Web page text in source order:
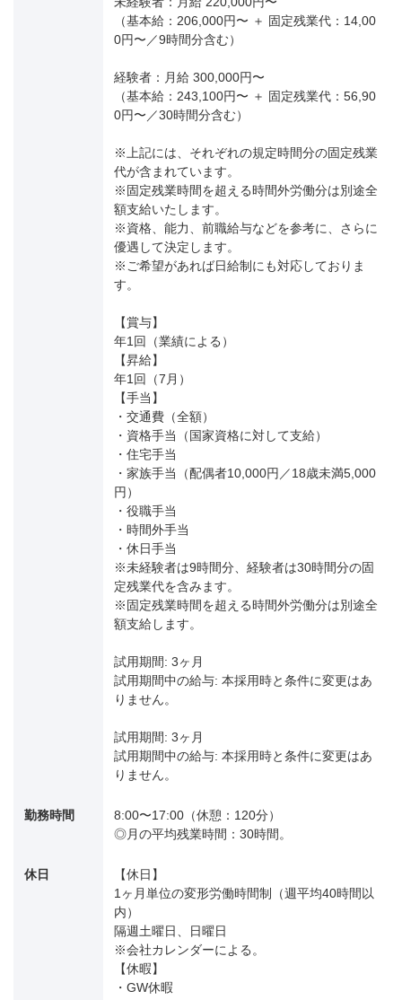
（基本給：206,000円〜 ＋ 固定残業代：14,00
0円〜／9時間分含む）
経験者：月給 300,000円〜
（基本給：243,100円〜 ＋ 固定残業代：56,90
0円〜／30時間分含む）
※上記には、それぞれの規定時間分の固定残業
代が含まれています。
※固定残業時間を超える時間外労働分は別途全
額支給いたします。
※資格、能力、前職給与などを参考に、さらに
優遇して決定します。
※ご希望があれば日給制にも対応しておりま
す。
【賞与】
年1回（業績による）
【昇給】
年1回（7月）
【手当】
・交通費（全額）
・資格手当（国家資格に対して支給）
・住宅手当
・家族手当（配偶者10,000円／18歳未満5,000
円）
・役職手当
・時間外手当
・休日手当
※未経験者は9時間分、経験者は30時間分の固
定残業代を含みます。
※固定残業時間を超える時間外労働分は別途全
額支給します。
試用期間: 3ヶ月
試用期間中の給与: 本採用時と条件に変更はあ
りません。
試用期間: 3ヶ月
試用期間中の給与: 本採用時と条件に変更はあ
りません。
勤務時間
8:00〜17:00（休憩：120分）
◎月の平均残業時間：30時間。
休日
【休日】
1ヶ月単位の変形労働時間制（週平均40時間以
内）
隔週土曜日、日曜日
※会社カレンダーによる。
【休暇】
・GW休暇